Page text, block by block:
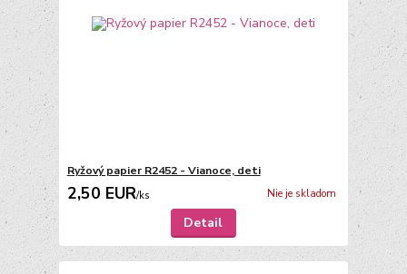
Ryžový papier R2452 - Vianoce, deti
2,50 EUR/ks Nie je skladom
Detail